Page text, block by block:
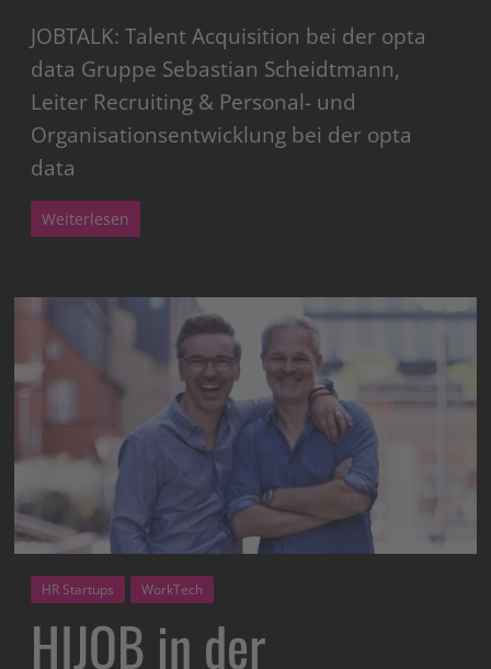
JOBTALK: Talent Acquisition bei der opta
data Gruppe Sebastian Scheidtmann,
Leiter Recruiting & Personal- und
Organisationsentwicklung bei der opta
data
Weiterlesen
HR Startups WorkTech
HIJOB in der